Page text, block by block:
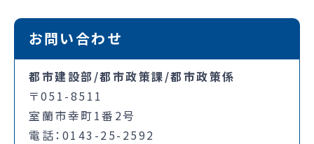
お問い合わせ
都市建設部/都市政策課/都市政策係
〒051-8511
室蘭市幸町1番2号
電話：0143-25-2592